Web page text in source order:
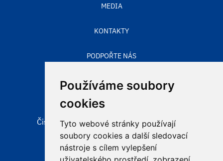
Používáme soubory
cookies
Tyto webové stránky používají
soubory cookies a další sledovací
nástroje s cílem vylepšení
MEDIA
KONTAKTY
PODPOŘTE NÁS
STAV OVZDUŠÍ
Čisté nebe, obecně prospěšná společnost
Aleje 524/123
725 28 Ostrava – Hošťálkovice